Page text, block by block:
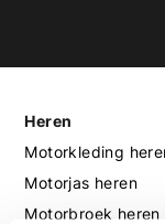
Heren
Motorkleding
Motorjas heren
Motorbroek heren